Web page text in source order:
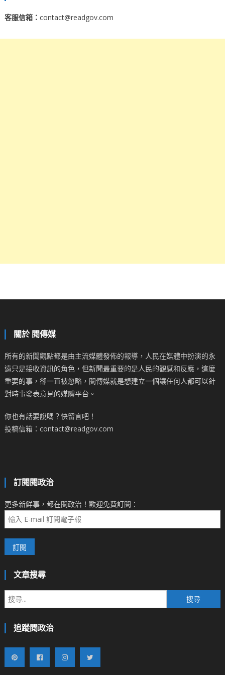
客服信箱： contact@readgov.com
關於 閱傳媒
所有的新聞觀點都是由主流媒體發佈的報導，人民在媒體中扮演的永
遠只是接收資訊的角色，但新聞最重要的是人民的觀感和反應，這麼
重要的事，卻一直被忽略，閱傳媒就是想建立一個讓任何人都可以針
對時事發表意見的媒體平台。
你也有話要說嗎？快留言吧！
投稿信箱：contact@readgov.com
訂閱閱政治
更多新鮮事，都在閱政治！歡迎免費訂閱：
文章搜尋
尋
追蹤閱政治